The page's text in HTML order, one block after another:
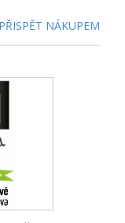
PŘISPĚT NÁKUPEM